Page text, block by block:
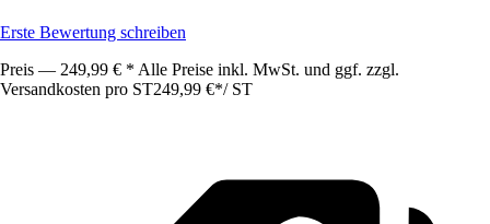
Erste Bewertung schreiben
Preis — 249,99 € * Alle Preise inkl. MwSt. und ggf. zzgl.
Versandkosten pro ST249,99 €*/ ST